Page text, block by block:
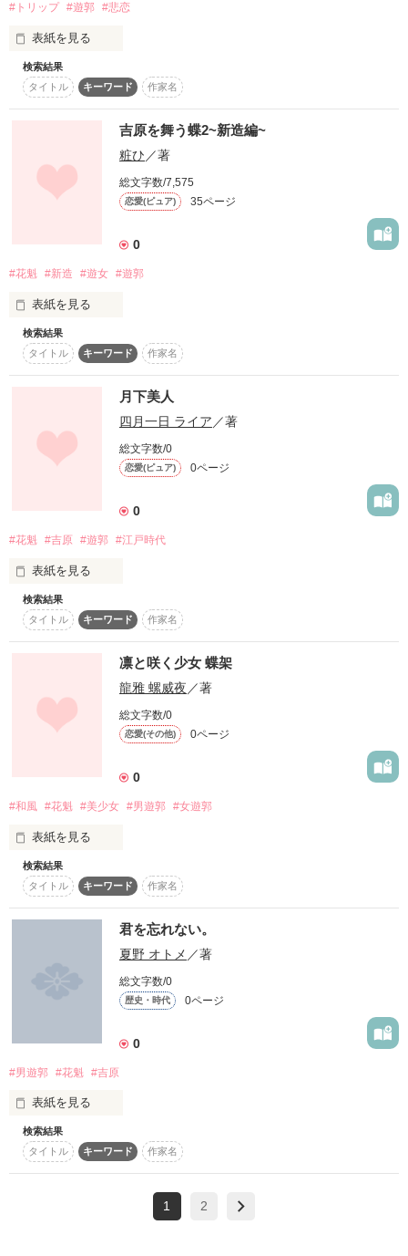
#トリップ #遊郭 #悲恋
表紙を見る
検索結果
タイトル
キーワード 作家名
吉原を舞う蝶2~新造編~
粧ひ ／著
総文字数/7,575
恋愛(ピュア) 35ページ
0
#花魁 #新造 #遊女 #遊郭
表紙を見る
こんにちは。粧ひです
吉原を舞う蝶の続編になります!!
遊女としての覚悟を決めた少女。
「あたしはこの吉原1の花魁になる。他の遊女が追いつけない
ほどの花魁に。」
禿から新造になり覚悟も決め、名も変わった。
検索結果
タイトル
キーワード 作家名
月下美人
四月一日 ライア ／著
総文字数/0
恋愛(ピュア) 0ページ
0
#花魁 #吉原 #遊郭 #江戸時代
表紙を見る
時は江戸時代
夜の吉原は 本格的に賑やかだ。
美しい見た目に反して
欲望に塗れた者達の集い。
___男女の物語
作品を読む
検索結果
タイトル
キーワード 作家名
凛と咲く少女 蝶架
龍雅 螺威夜 ／著
総文字数/0
恋愛(その他) 0ページ
0
#和風 #花魁 #美少女 #男遊郭 #女遊郭
表紙を見る
皆さん！
どうも初めまして！
初めて書いた小説なので下手かも知れませんが、
それはよろしゅうお願いします！
自分は広島何ですけど、
早く一人暮らししたい、高校に行けてない。
検索結果
タイトル
キーワード 作家名
君を忘れない。
夏野 オトメ ／著
総文字数/0
歴史・時代 0ページ
0
#男遊郭 #花魁 #吉原
表紙を見る
目を開けたらそこは
一夜の夢に溺れる場所 ｰ吉原ｰ
検索結果
タイトル
キーワード 作家名
1 2